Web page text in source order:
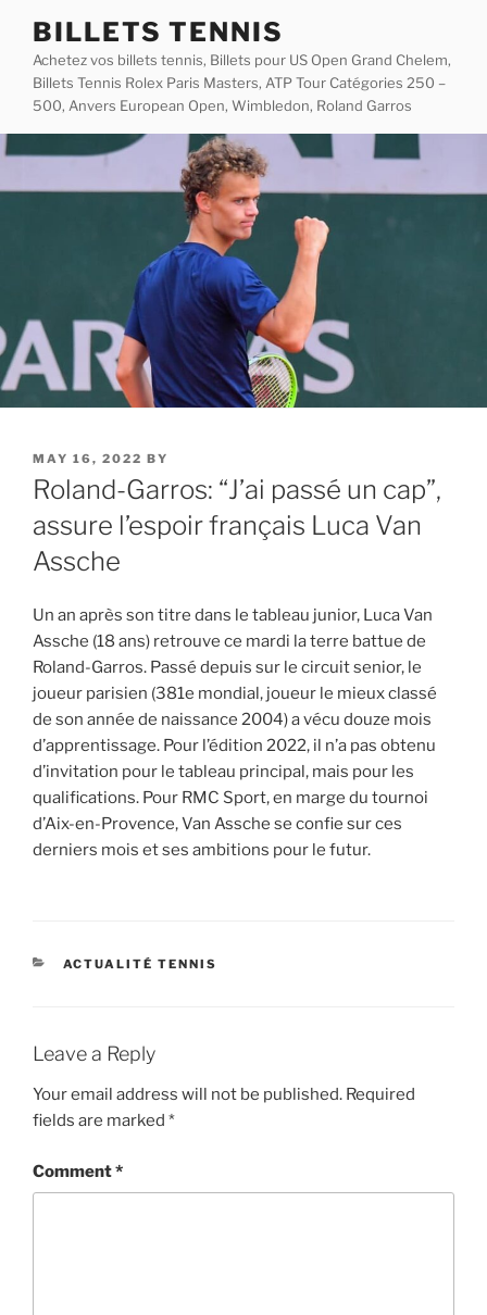
content
BILLETS TENNIS
Achetez vos billets tennis, Billets pour US Open Grand Chelem,
Billets Tennis Rolex Paris Masters, ATP Tour Catégories 250 –
500, Anvers European Open, Wimbledon, Roland Garros
POSTED
ON
MAY 16, 2022 BY
Roland-Garros: “J’ai passé un cap”,
assure l’espoir français Luca Van
Assche
Un an après son titre dans le tableau junior, Luca Van
Assche (18 ans) retrouve ce mardi la terre battue de
Roland-Garros. Passé depuis sur le circuit senior, le
joueur parisien (381e mondial, joueur le mieux classé
de son année de naissance 2004) a vécu douze mois
d’apprentissage. Pour l’édition 2022, il n’a pas obtenu
d’invitation pour le tableau principal, mais pour les
qualifications. Pour RMC Sport, en marge du tournoi
d’Aix-en-Provence, Van Assche se confie sur ces
derniers mois et ses ambitions pour le futur.
CATEGORIES
ACTUALITÉ TENNIS
Leave a Reply
Your email address will not be published. Required
fields are marked *
Comment*